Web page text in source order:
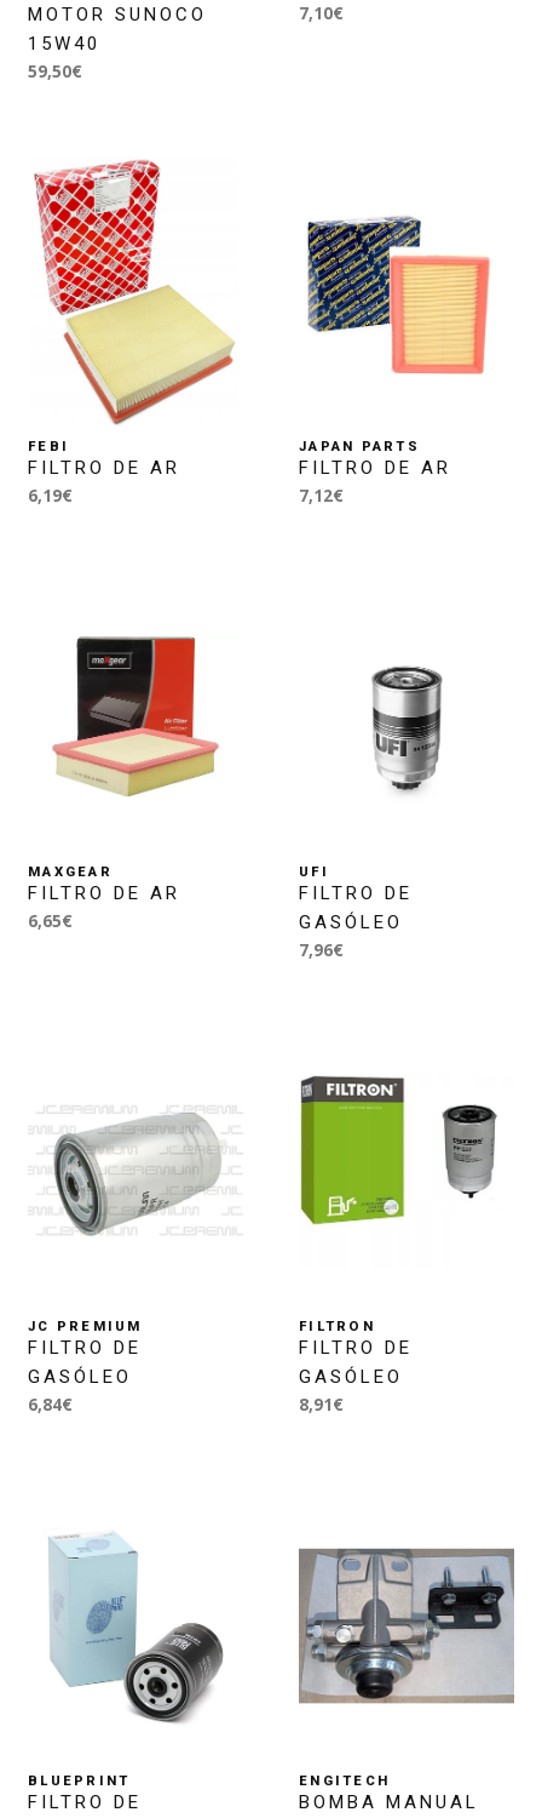
MOTOR SUNOCO
15W40
59,50€
7,10€
FEBI
FILTRO DE AR
6,19€
JAPAN PARTS
FILTRO DE AR
7,12€
MAXGEAR
FILTRO DE AR
6,65€
UFI
FILTRO DE
GASÓLEO
7,96€
JC PREMIUM
FILTRO DE
GASÓLEO
6,84€
FILTRON
FILTRO DE
GASÓLEO
8,91€
BLUEPRINT
FILTRO DE
ENGITECH
BOMBA MANUAL